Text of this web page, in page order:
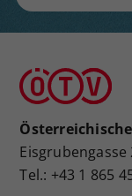
Tel.: +43 1 865